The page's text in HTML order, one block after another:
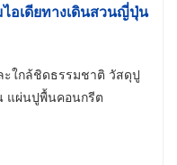
อเดียทางเดินสวนญี่ปุ่น
ใกล้ชิดธรรมชาติ วัสดุปู
แผ่นปูพื้นคอนกรีต